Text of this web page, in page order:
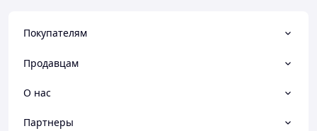
Покупателям
Продавцам
О нас
Партнеры